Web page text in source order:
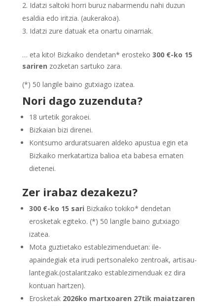
Idatzi saltoki horri buruz nabarmendu nahi duzun
esaldia edo iritzia. (aukerakoa).
Idatzi zure datuak eta onartu oinarriak.
… eta kito! Bizkaiko dendetan* erosteko 300 €-ko 15
sariren zozketan sartuko zara.
(*) 50 langile baino gutxiago izatea.
Nori dago zuzenduta?
18 urtetik gorakoei.
Bizkaian bizi direnei.
Kontsumo arduratsuaren aldeko apustua egin eta
Bizkaiko merkatartiza balioa eta babesa ematen
dietenei.
Zer irabaz dezakezu?
300 €-ko 15 sari Bizkaiko tokiko* dendetan
erosketak egiteko. (*) 50 langile baino gutxiago
izatea.
Mota guztietako establezimenduetan: ile-
apaindegiak eta irudi pertsonaleko zentroak, artisau-
lantegiak.(ostalaritzako establezimenduak ez dira
kontuan hartzen).
Erosketak 2026ko martxoaren 27tik maiatzaren